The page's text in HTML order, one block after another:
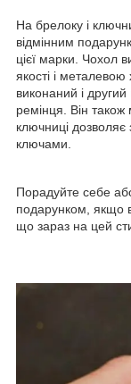
На брелоку і
відмінним
цієї марки. Чохол
якості і
виконаний і
ремінця. Він також
ключниці дозволяє
ключами.
Порадуйте себе
подарунком, якщо
що зараз на цей